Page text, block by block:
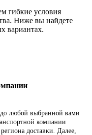
гибкие условия
Ниже вы найдете
вариантах.
любой выбранной вами
компании
доставки. Далее,